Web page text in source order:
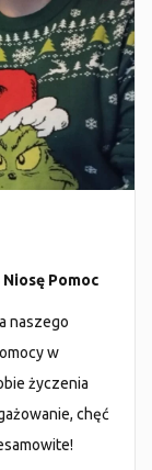
Niosę Pomoc
naszego
w
życzenia
chęć